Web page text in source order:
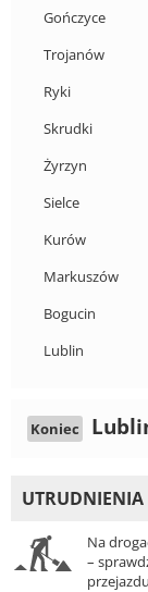
Gończyce
Trojanów
Ryki
Skrudki
Żyrzyn
Sielce
Kurów
Markuszów
Bogucin
Lublin
Koniec
Na
–